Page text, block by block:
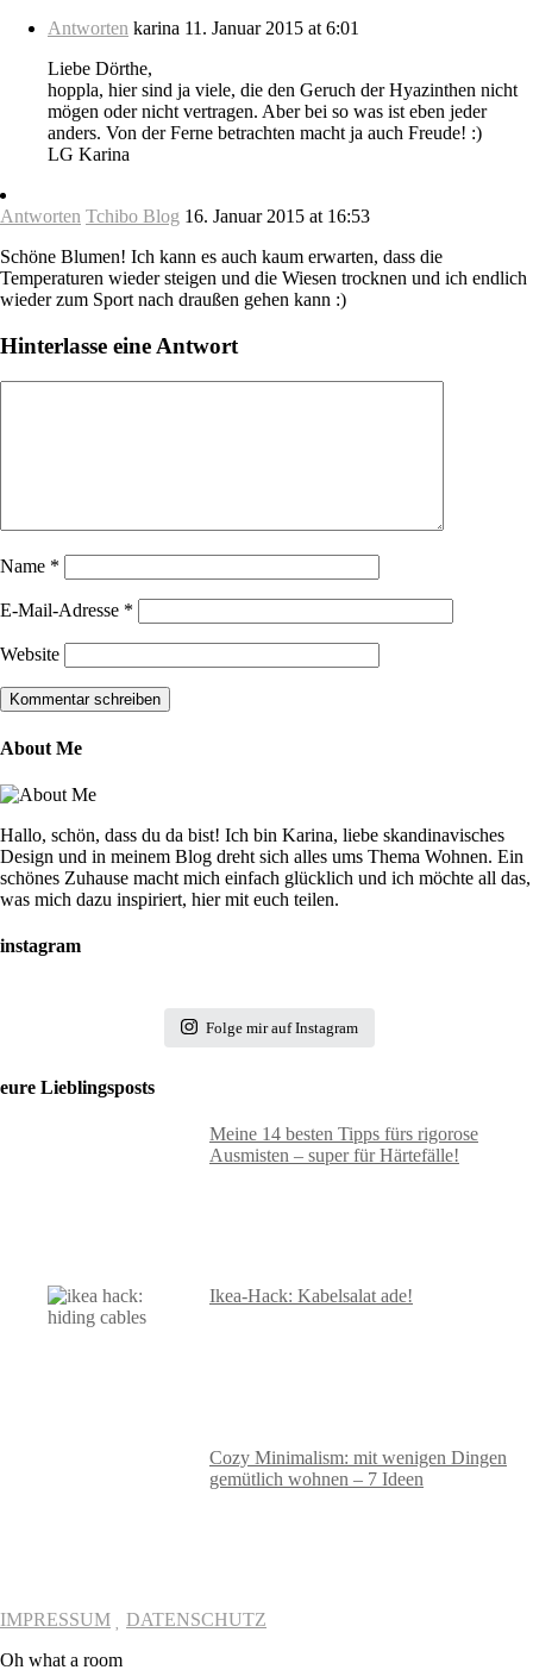
Antworten karina 11. Januar 2015 at 6:01
Liebe Dörthe,
hoppla, hier sind ja viele, die den Geruch der Hyazinthen nicht
mögen oder nicht vertragen. Aber bei so was ist eben jeder
anders. Von der Ferne betrachten macht ja auch Freude! :)
LG Karina
Antworten Tchibo Blog 16. Januar 2015 at 16:53
Schöne Blumen! Ich kann es auch kaum erwarten, dass die
Temperaturen wieder steigen und die Wiesen trocknen und ich endlich
wieder zum Sport nach draußen gehen kann :)
Hinterlasse eine Antwort
Name *
E-Mail-Adresse *
Website
About Me
Hallo, schön, dass du da bist! Ich bin Karina, liebe skandinavisches
Design und in meinem Blog dreht sich alles ums Thema Wohnen. Ein
schönes Zuhause macht mich einfach glücklich und ich möchte all das,
was mich dazu inspiriert, hier mit euch teilen.
instagram
Folge mir auf Instagram
eure Lieblingsposts
Meine 14 besten Tipps fürs rigorose
Ausmisten – super für Härtefälle!
Ikea-Hack: Kabelsalat ade!
Cozy Minimalism: mit wenigen Dingen
gemütlich wohnen – 7 Ideen
IMPRESSUM
DATENSCHUTZ
Oh what a room